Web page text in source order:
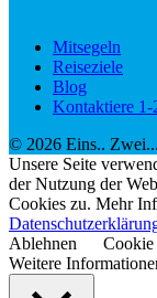
Mitsegeln
Reiseziele
Blog
Kontaktiere 1-
© 2026 Eins..
Unsere Seite
der Nutzung der
Cookies zu. Mehr
Ablehnen
Cookie
Weitere